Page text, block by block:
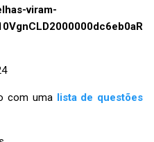
viram-
com uma lista de questões